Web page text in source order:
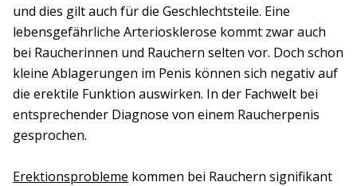
und dies gilt auch für die Geschlechtsteile. Eine
lebensgefährliche Arteriosklerose kommt zwar auch
bei Raucherinnen und Rauchern selten vor. Doch schon
kleine Ablagerungen im Penis können sich negativ auf
die erektile Funktion auswirken. In der Fachwelt bei
entsprechender Diagnose von einem Raucherpenis
gesprochen.
Erektionsprobleme kommen bei Rauchern signifikant